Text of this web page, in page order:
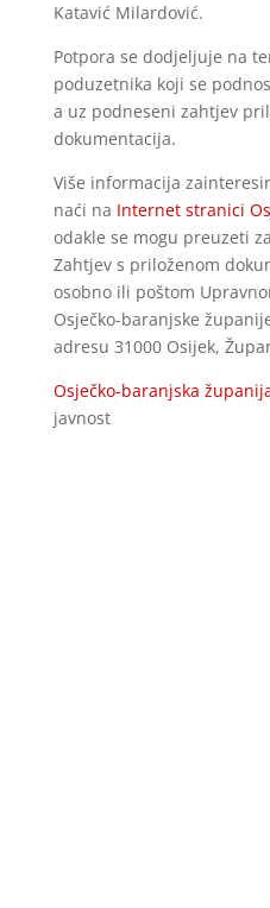
Katavić Milardović.
Potpora se dodjeljuje na
poduzetnika koji se
a uz podneseni zahtjev
dokumentacija.
Više informacija
naći na Internet stranici
odakle se mogu preuzeti
Zahtjev s priloženom
osobno ili poštom
Osječko-baranjske
adresu 31000 Osijek,
Osječko-baranjska
javnost